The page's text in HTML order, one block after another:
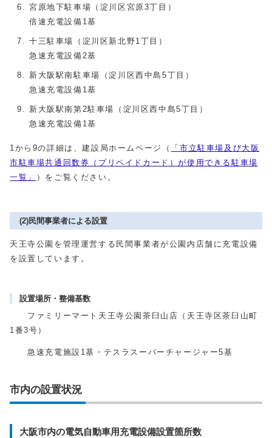
宮原地下駐車場（淀川区宮原3丁目）
倍速充電設備1基
十三駐車場（淀川区新北野1丁目）
急速充電設備2基
新大阪駅南駐車場（淀川区西中島5丁目）
急速充電設備1基
新大阪駅南第2駐車場（淀川区西中島5丁目）
急速充電設備1基
1から9の詳細は、建設局ホームページ（
「市立駐車場及び大阪
市駐車場共通回数券（プリペイドカード）が使用できる駐車場
一覧」
）をご覧ください。
(2)民間事業者による設置
天王寺公園を管理運営する民間事業者が公園内店舗に充電設備
を設置しています。
設置場所・整備基数
ファミリーマート天王寺公園茶臼山店（天王寺区茶臼山町
1番3号）
急速充電施設1基・テスラスーパーチャージャー5基
市内の設置状況
大阪市内の電気自動車用充電設備設置箇所数